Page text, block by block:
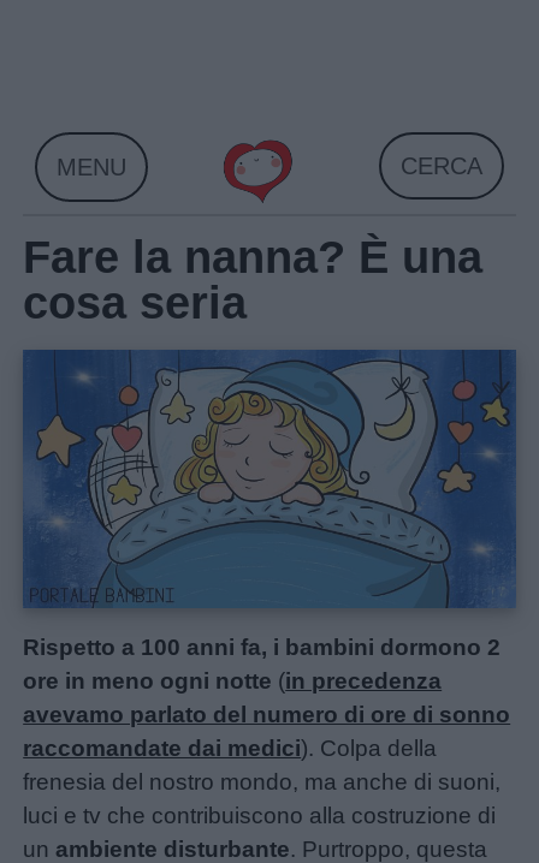
MENU CERCA
Fare la nanna? È una
cosa seria
Rispetto a 100 anni fa, i bambini dormono 2
ore in meno ogni notte (in precedenza
avevamo parlato del numero di ore di sonno
raccomandate dai medici). Colpa della
frenesia del nostro mondo, ma anche di suoni,
luci e tv che contribuiscono alla costruzione di
unambiente disturbante. Purtroppo, questa